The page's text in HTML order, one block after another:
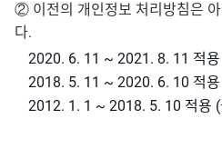
② 이전의 개인정보 처리방침은
다.
2020. 6. 11 ~ 2021. 8. 11 적
2018. 5. 11 ~ 2020. 6. 10 적
2012. 1. 1 ~ 2018. 5. 10 적용